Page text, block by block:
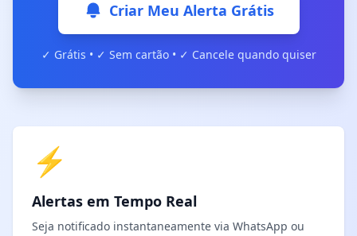
Criar Meu Alerta Grátis
✓ Grátis • ✓ Sem cartão • ✓ Cancele quando quiser
⚡
Alertas em Tempo Real
Seja notificado instantaneamente via WhatsApp ou